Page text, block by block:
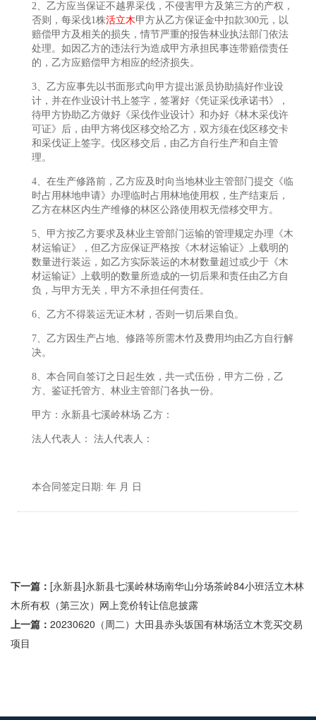
2、乙方应当保证不越界采伐，不侵害甲方及第三方的产权，
否则，每采伐1株活立木甲方从乙方保证金中扣款300元，以
赔偿甲方及相关的损失，情节严重的报告林业执法部门依法
处理。如因乙方的违法行为造成甲方承担民事连带赔偿责任
的，乙方应赔偿甲方相应的经济损失。
3、乙方应事先以书面形式向甲方提出派员协助搞好作业设
计，并在作业设计书上签字，签署好《凭证采伐承诺书》，
待甲方协助乙方做好《采伐作业设计》和办好《林木采伐许
可证》后，由甲方将伐区移交给乙方，双方须在伐区移交卡
和采伐证上签字。伐区移交后，由乙方自行生产和自主管
理。
4、在生产修路前，乙方应及时向当地林业主管部门提交《临
时占用林地申请》办理临时占用林地使用权，生产结束后，
乙方在林区内生产维修的林区公路使用权无偿移交甲方。
5、甲方按乙方要求及林业主管部门运输的管理规定办理《木
材运输证》，但乙方应保证严格按《木材运输证》上载明的
数量进行装运，如乙方实际装运的木材数量超过或少于《木
材运输证》上载明的数量所造成的一切后果和责任由乙方自
负，与甲方无关，甲方不承担任何责任。
6、乙方不得装运无证木材，否则一切后果自负。
7、乙方因生产占地、修路等所需木竹及费用均由乙方自行解
决。
8、本合同自签订之日起生效，共一式伍份，甲方二份，乙
方、鉴证托管方、林业主管部门各执一份。
甲方：永新县七溪岭林场 乙方：
法人代表人： 法人代表人：
本合同签定日期: 年 月 日
下一篇： [永新县]永新县七溪岭林场南华山分场茶岭84小班活立木林
木所有权（第三次）网上竞价转让信息披露
上一篇： 20230620（周二）大田县赤头坂国有林场活立木竞买交易
项目